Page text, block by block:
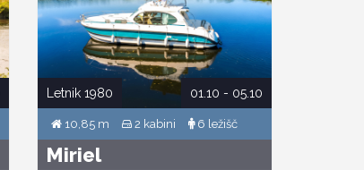
01.10 - 05.10
Letnik 1980
10,85 m 2 kabini 6 ležišč
Miriel